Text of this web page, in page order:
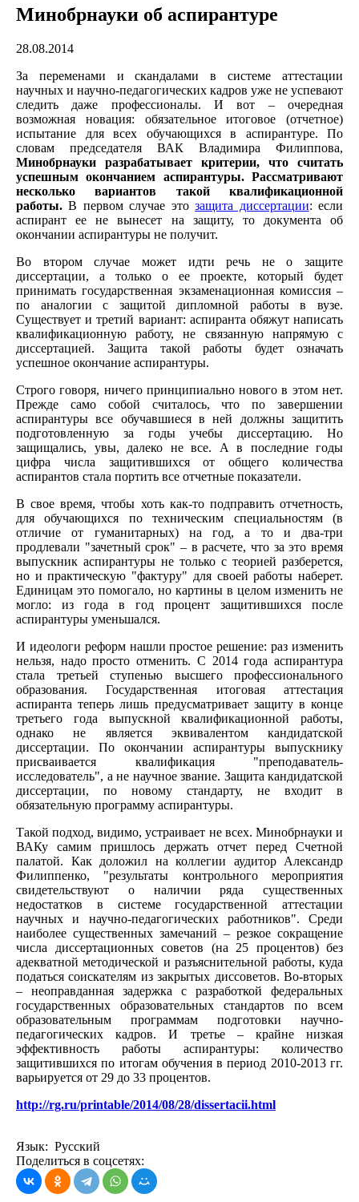
Минобрнауки об аспирантуре
28.08.2014
За переменами и скандалами в системе аттестации
научных и научно-педагогических кадров уже не успевают
следить даже профессионалы. И вот – очередная
возможная новация: обязательное итоговое (отчетное)
испытание для всех обучающихся в аспирантуре. По
словам председателя ВАК Владимира Филиппова,
Минобрнауки разрабатывает критерии, что считать
успешным окончанием аспирантуры. Рассматривают
несколько вариантов такой квалификационной
работы.В первом случае этозащита диссертации: если
аспирант ее не вынесет на защиту, то документа об
окончании аспирантуры не получит.
Во втором случае может идти речь не о защите
диссертации, а только о ее проекте, который будет
принимать государственная экзаменационная комиссия –
по аналогии с защитой дипломной работы в вузе.
Существует и третий вариант: аспиранта обяжут написать
квалификационную работу, не связанную напрямую с
диссертацией. Защита такой работы будет означать
успешное окончание аспирантуры.
Строго говоря, ничего принципиально нового в этом нет.
Прежде само собой считалось, что по завершении
аспирантуры все обучавшиеся в ней должны защитить
подготовленную за годы учебы диссертацию. Но
защищались, увы, далеко не все. А в последние годы
цифра числа защитившихся от общего количества
аспирантов стала портить все отчетные показатели.
В свое время, чтобы хоть как-то подправить отчетность,
для обучающихся по техническим специальностям (в
отличие от гуманитарных) на год, а то и два-три
продлевали "зачетный срок" – в расчете, что за это время
выпускник аспирантуры не только с теорией разберется,
но и практическую "фактуру" для своей работы наберет.
Единицам это помогало, но картины в целом изменить не
могло: из года в год процент защитившихся после
аспирантуры уменьшался.
И идеологи реформ нашли простое решение: раз изменить
нельзя, надо просто отменить. С 2014 года аспирантура
стала третьей ступенью высшего профессионального
образования. Государственная итоговая аттестация
аспиранта теперь лишь предусматривает защиту в конце
третьего года выпускной квалификационной работы,
однако не является эквивалентом кандидатской
диссертации. По окончании аспирантуры выпускнику
присваивается квалификация "преподаватель-
исследователь", а не научное звание. Защита кандидатской
диссертации, по новому стандарту, не входит в
обязательную программу аспирантуры.
Такой подход, видимо, устраивает не всех. Минобрнауки и
ВАКу самим пришлось держать отчет перед Счетной
палатой. Как доложил на коллегии аудитор Александр
Филиппенко, "результаты контрольного мероприятия
свидетельствуют о наличии ряда существенных
недостатков в системе государственной аттестации
научных и научно-педагогических работников". Среди
наиболее существенных замечаний – резкое сокращение
числа диссертационных советов (на 25 процентов) без
адекватной методической и разъяснительной работы, куда
податься соискателям из закрытых диссоветов. Во-вторых
– неоправданная задержка с разработкой федеральных
государственных образовательных стандартов по всем
образовательным программам подготовки научно-
педагогических кадров. И третье – крайне низкая
эффективность работы аспирантуры: количество
защитившихся по итогам обучения в период 2010-2013 гг.
варьируется от 29 до 33 процентов.
http://rg.ru/printable/2014/08/28/dissertacii.html
Язык: Русский
Поделиться в соцсетях: